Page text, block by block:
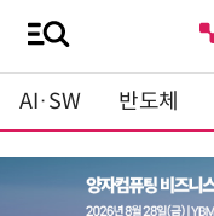
AI·SW 반도체